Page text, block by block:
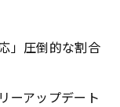
」圧倒的な割合
ーアップデート